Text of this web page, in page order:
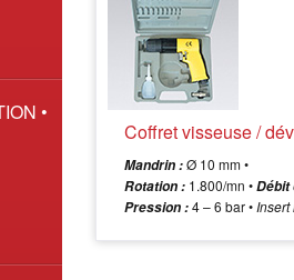
•
Coffret visseuse /
Mandrin :Ø 10 mm •
Rotation : 1.800/mn •Débit
Pression :4 – 6 bar •